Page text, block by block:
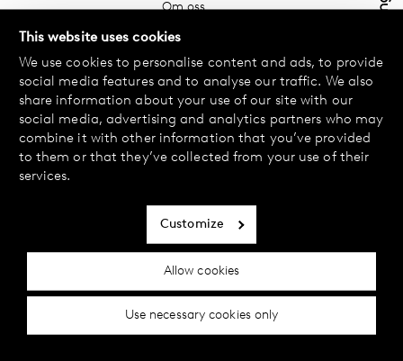
This website uses cookies
We use cookies to personalise content and ads, to provide
social media features and to analyse our traffic. We also
share information about your use of our site with our
social media, advertising and analytics partners who may
combine it with other information that you’ve provided
to them or that they’ve collected from your use of their
services.
Allow cookies
Customize
Use necessary cookies only
Om oss
Finn din butikk
Vanlige spørsmål
Vilkår
Personvernerklæring
Bytte og retur
Informasjonskapsler
Cookie-innstillinger
All rights reserved.